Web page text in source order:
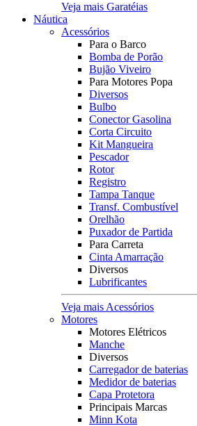
Veja mais Garatéias
Náutica
Acessórios
Para o Barco
Bomba de Porão
Bujão Viveiro
Para Motores Popa
Diversos
Bulbo
Conector Gasolina
Corta Circuito
Kit Mangueira
Pescador
Rotor
Registro
Tampa Tanque
Transf. Combustível
Orelhão
Puxador de Partida
Para Carreta
Cinta Amarração
Diversos
Lubrificantes
Veja mais Acessórios
Motores
Motores Elétricos
Manche
Diversos
Carregador de baterias
Medidor de baterias
Capa Protetora
Principais Marcas
Minn Kota